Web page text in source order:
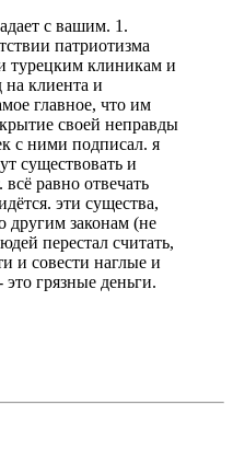
с вашим. 1.
патриотизма
турецким клиникам и
на клиента и
главное, что им
своей неправды
с ними подписал. я
существовать и
равно отвечать
эти существа,
другим законам (не
перестал считать,
и совести наглые и
грязные деньги.